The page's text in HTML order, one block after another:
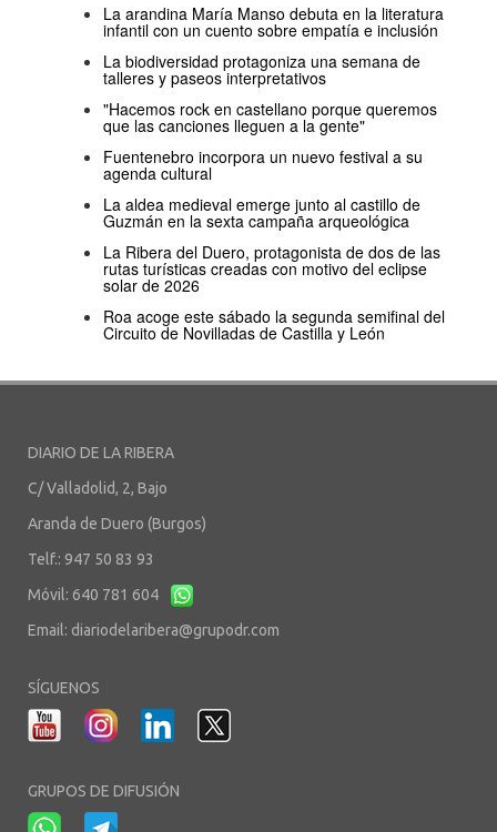
La arandina María Manso debuta en la literatura
infantil con un cuento sobre empatía e inclusión
La biodiversidad protagoniza una semana de
talleres y paseos interpretativos
"Hacemos rock en castellano porque queremos
que las canciones lleguen a la gente"
Fuentenebro incorpora un nuevo festival a su
agenda cultural
La aldea medieval emerge junto al castillo de
Guzmán en la sexta campaña arqueológica
La Ribera del Duero, protagonista de dos de las
rutas turísticas creadas con motivo del eclipse
solar de 2026
Roa acoge este sábado la segunda semifinal del
Circuito de Novilladas de Castilla y León
DIARIO DE LA RIBERA
C/ Valladolid, 2, Bajo
Aranda de Duero (Burgos)
Telf.: 947 50 83 93
Móvil: 640 781 604
Email: diariodelaribera@grupodr.com
SÍGUENOS
GRUPOS DE DIFUSIÓN